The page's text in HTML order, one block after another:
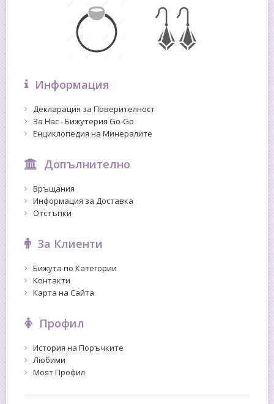
Информация
Декларация за Поверителност
За Нас - Бижутерия Go-Go
Енциклопедия на Минералите
Допълнително
Връщания
Информация за Доставка
Отстъпки
За Клиенти
Бижута по Категории
Контакти
Карта на Сайта
Профил
История на Поръчките
Любими
Моят Профил